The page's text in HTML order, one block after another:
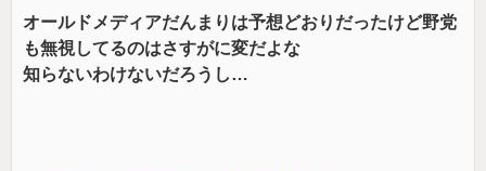
オールドメディアだんまりは予想どおりだったけど野党
も無視してるのはさすがに変だよな
知らないわけないだろうし…